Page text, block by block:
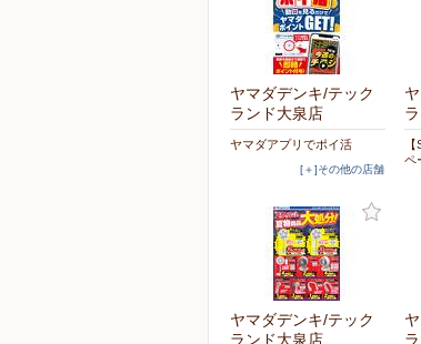
ヤマダデンキ/テック
ランド大泉店
ヤマダアプリでポイ活
[＋]その他の店舗
ペ
ヤマダデンキ/テック
ランド大泉店